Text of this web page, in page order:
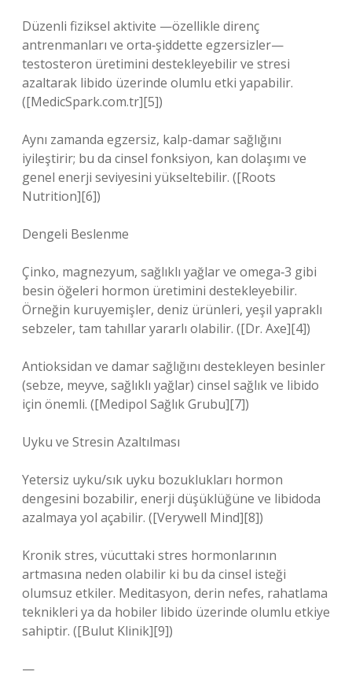
Düzenli fiziksel aktivite —özellikle direnç
antrenmanları ve orta‑şiddette egzersizler—
testosteron üretimini destekleyebilir ve stresi
azaltarak libido üzerinde olumlu etki yapabilir.
([MedicSpark.com.tr][5])
Aynı zamanda egzersiz, kalp-damar sağlığını
iyileştirir; bu da cinsel fonksiyon, kan dolaşımı ve
genel enerji seviyesini yükseltebilir. ([Roots
Nutrition][6])
Dengeli Beslenme
Çinko, magnezyum, sağlıklı yağlar ve omega‑3 gibi
besin öğeleri hormon üretimini destekleyebilir.
Örneğin kuruyemişler, deniz ürünleri, yeşil yapraklı
sebzeler, tam tahıllar yararlı olabilir. ([Dr. Axe][4])
Antioksidan ve damar sağlığını destekleyen besinler
(sebze, meyve, sağlıklı yağlar) cinsel sağlık ve libido
için önemli. ([Medipol Sağlık Grubu][7])
Uyku ve Stresin Azaltılması
Yetersiz uyku/sık uyku bozuklukları hormon
dengesini bozabilir, enerji düşüklüğüne ve libidoda
azalmaya yol açabilir. ([Verywell Mind][8])
Kronik stres, vücuttaki stres hormonlarının
artmasına neden olabilir ki bu da cinsel isteği
olumsuz etkiler. Meditasyon, derin nefes, rahatlama
teknikleri ya da hobiler libido üzerinde olumlu etkiye
sahiptir. ([Bulut Klinik][9])
—